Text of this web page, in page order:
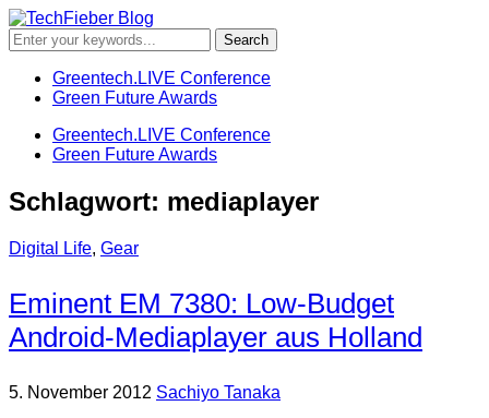
Greentech.LIVE Conference
Green Future Awards
Greentech.LIVE Conference
Green Future Awards
Schlagwort: mediaplayer
Digital Life, Gear
Eminent EM 7380: Low-Budget
Android-Mediaplayer aus Holland
5. November 2012 Sachiyo Tanaka